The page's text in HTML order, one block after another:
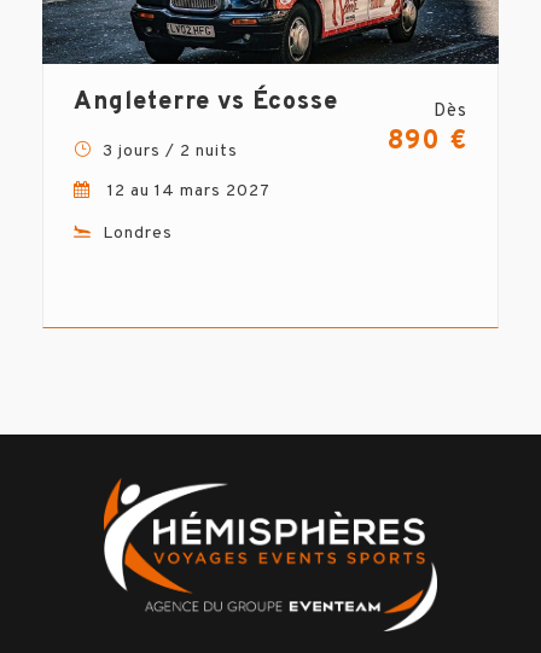
Angleterre vs Écosse Dès
890 €
3 jours / 2 nuits
12 au 14 mars 2027
Londres